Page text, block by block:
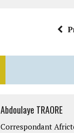
Abdoulaye TRAORE
Correspondant